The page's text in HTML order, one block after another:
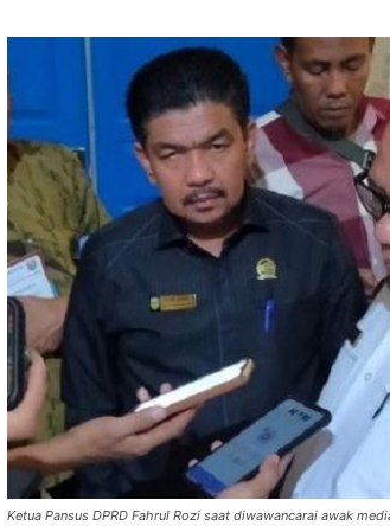
Ketua Pansus DPRD Fahrul Rozi saat diwawancarai awak